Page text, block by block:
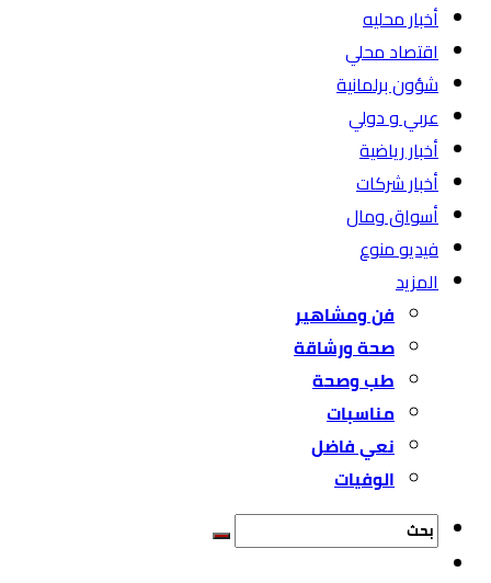
أخبار محليه
اقتصاد محلي
شؤون برلمانية
عربي و دولي
أخبار رياضية
أخبار شركات
أسواق ومال
فيديو منوع
المزيد
فن ومشاهير
صحة ورشاقة
طب وصحة
مناسبات
نعي فاضل
الوفيات